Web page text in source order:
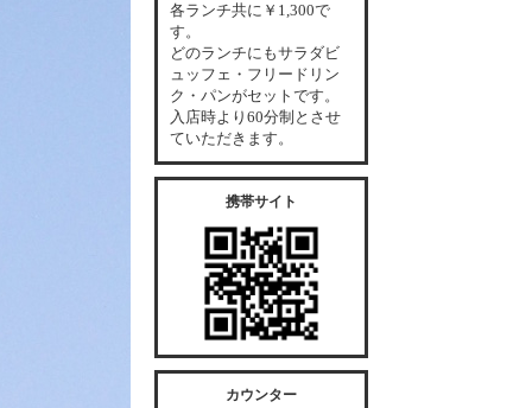
各ランチ共に￥1,300で
す。
どのランチにもサラダビ
ュッフェ・フリードリン
ク・パンがセットです。
入店時より60分制とさせ
ていただきます。
携帯サイト
カウンター